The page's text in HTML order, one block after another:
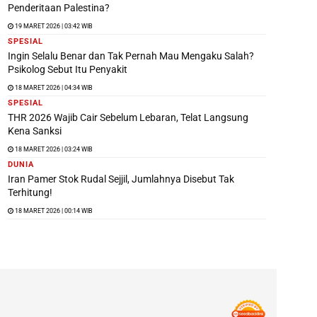
Penderitaan Palestina?
19 MARET 2026 | 03:42 WIB
SPESIAL
Ingin Selalu Benar dan Tak Pernah Mau Mengaku Salah?
Psikolog Sebut Itu Penyakit
18 MARET 2026 | 04:34 WIB
SPESIAL
THR 2026 Wajib Cair Sebelum Lebaran, Telat Langsung
Kena Sanksi
18 MARET 2026 | 03:24 WIB
DUNIA
Iran Pamer Stok Rudal Sejjil, Jumlahnya Disebut Tak
Terhitung!
18 MARET 2026 | 00:14 WIB